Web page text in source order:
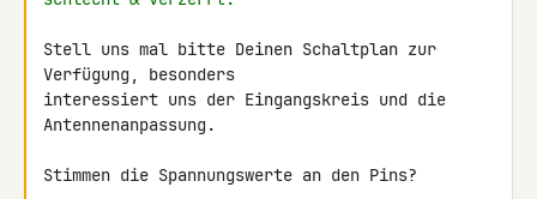
Stell uns mal bitte Deinen Schaltplan zur
Verfügung, besonders
interessiert uns der Eingangskreis und die
Antennenanpassung.
Stimmen die Spannungswerte an den Pins?